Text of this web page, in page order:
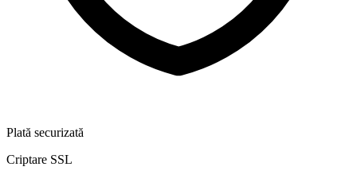
Plată securizată
Criptare SSL